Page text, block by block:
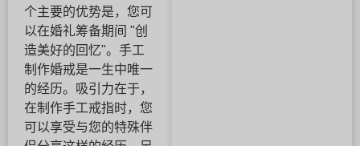
个主要的优势是，您可
以在婚礼筹备期间 "创
造美好的回忆"。手工
制作婚戒是一生中唯一
的经历。吸引力在于，
在制作手工戒指时，您
可以享受与您的特殊伴